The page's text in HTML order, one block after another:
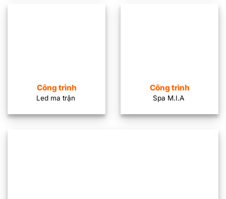
Công trình
Led ma trận
Công trình
Spa M.I.A